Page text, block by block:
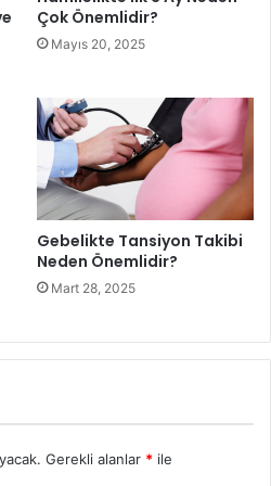
ve Riskleri
Taşıyan
anne adayları, mutlaka konu
Çok Önemlidir?
Mayıs 20, 2025
Gebelikte Tansiyon Takibi
Neden Önemlidir?
Mart 28, 2025
Gerekli alanlar * ile